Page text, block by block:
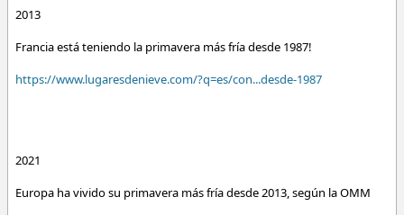
2013
Francia está teniendo la primavera más fría desde 1987!
https://www.lugaresdenieve.com/?q=es/con...desde-1987
2021
Europa ha vivido su primavera más fría desde 2013, según la OMM